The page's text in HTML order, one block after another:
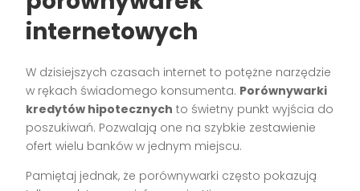
internetowych
W dzisiejszych czasach internet to potężne narzędzie
w rękach świadomego konsumenta. Porównywarki
kredytów hipotecznych to świetny punkt wyjścia do
poszukiwań. Pozwalają one na szybkie zestawienie
ofert wielu banków w jednym miejscu.
Pamiętaj jednak, że porównywarki często pokazują